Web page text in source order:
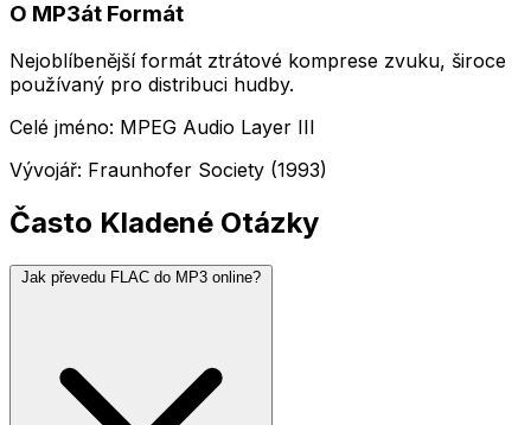
O MP3át Formát
Nejoblíbenější formát ztrátové komprese zvuku, široce
používaný pro distribuci hudby.
Celé jméno: MPEG Audio Layer III
Vývojář: Fraunhofer Society (1993)
Často Kladené Otázky
Jak převedu FLAC do MP3 online?